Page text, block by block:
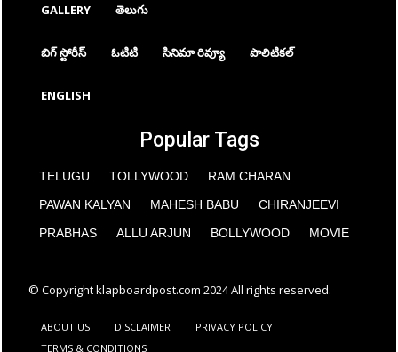
GALLERY తెలుగు
బిగ్ స్టోరీస్ ఓటిటి సినిమా రివ్యూ పొలిటికల్
ENGLISH
Popular Tags
TELUGU TOLLYWOOD
RAM CHARAN
PAWAN KALYAN
MAHESH BABU
CHIRANJEEVI
PRABHAS
ALLU ARJUN BOLLYWOOD MOVIE
© Copyright klapboardpost.com 2024 All rights reserved.
ABOUT US DISCLAIMER
PRIVACY POLICY
TERMS & CONDITIONS